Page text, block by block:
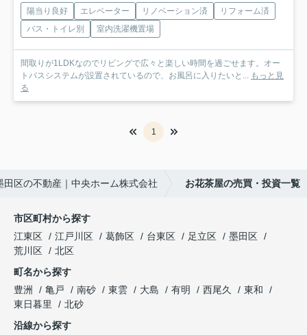
陽当り良好 エレベーター リノベーション済
リフォーム済
バス・トイレ別
室内洗濯機置場
間取りが1LDKなのでリビングで広々と楽しい時間を過ごせます。オー
トバスシステムが設置されているので、お風呂に入りたいと... もっと見
る
1
田区の不動産｜中央ホーム株式会社 お花茶屋の売買・投資一覧
市区町村から探す
江東区
江戸川区 葛飾区 台東区 足立区
墨田区
荒川区
北区
町名から探す
豊洲
亀戸 南砂 東雲 大島 有明 西尾久
東和
東日暮里
北砂
沿線から探す